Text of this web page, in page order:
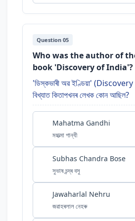
Question 05
Who was the author of
book 'Discovery of India'?
'ডিস্কভাৰী অৱ ইণ্ডিয়া'
বিখ্যাত কিতাপখনৰ লেখক কোন আছিল?
Mahatma Gandhi
মহাত্মা গান্ধী
Subhas Chandra Bose
সুভাষ চন্দ্ৰ বসু
Jawaharlal Nehru
জৱাহৰলাল নেহৰু